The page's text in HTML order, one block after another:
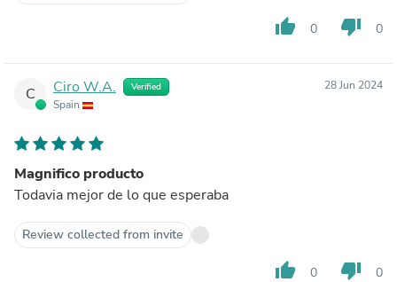
thumb_up 0 thumb_down 0
C Ciro W.A. Verified
Spain
28 Jun 2024
Magnifico producto
Todavia mejor de lo que esperaba
Review collected from invite
thumb_up 0 thumb_down 0